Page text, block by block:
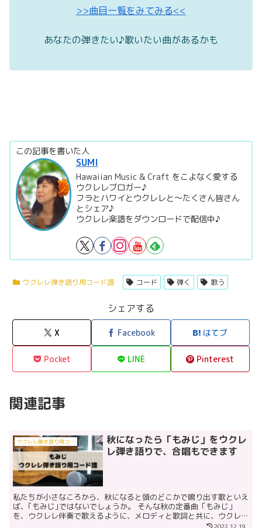
>>曲目一覧をみてみる<<
あなたの弾きたい♪歌いたい曲があるかも
この記事を書いた人
SUMI
Hawaiian Music & Craft をこよなく愛する
ウクレレブロガー♪
フラとハワイとウクレレと～たくさん皆さん
とシェア♪
ウクレレ楽譜をダウンロードで配信中♪
ウクレレ弾き語り用コード譜 コード 弾く 歌う
シェアする
X Facebook はてブ
Pocket LINE Pinterest
関連記事
ウクレレ弾き語り用コード譜
秋になったら「もみじ」をウクレ
レ弾き語りで、合唱もできます
私たちが小さなころから、秋になると頭のどこかで鳴り出す歌といえ
ば、｢もみじ｣ではないでしょうか。 そんな秋の定番曲「もみじ」
を、ウクレレ伴奏で歌えるように、メロディと歌詞と共に、ウクレレ
2022.12.19